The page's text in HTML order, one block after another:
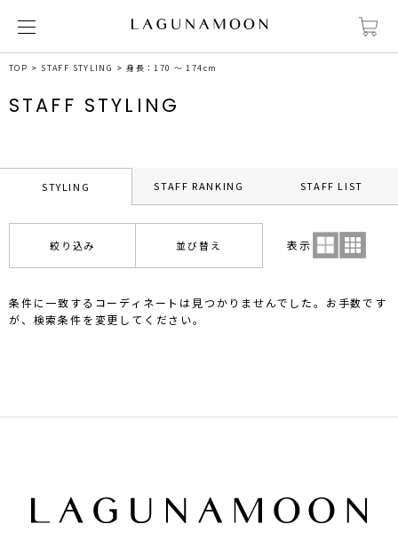
TOP STAFF STYLING 身長：170 ～ 174cm
STAFF STYLING
STYLING STAFF RANKING STAFF LIST
絞り込み 並び替え 表示
条件に一致するコーディネートは見つかりませんでした。お手数です
が、検索条件を変更してください。